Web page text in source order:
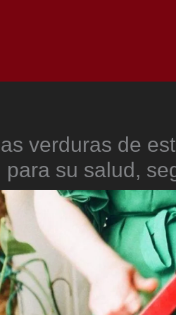
verduras de
para su salud,